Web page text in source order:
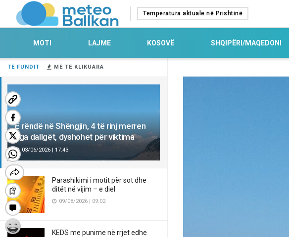
TË FUNDIT MË TË KLIKUARA
E rëndë në Shëngjin, 4 të rinj merren
nga dallgët, dyshohet për viktima
03/06/2026 | 17:43
Parashikimi i motit për sot dhe
ditët në vijim – e diel
09/08/2026 | 09:02
KEDS me punime në rrjet edhe
Temperatura aktuale në Prishtinë
MOTI LAJME KOSOVË SHQIPËRI/MAQEDONI